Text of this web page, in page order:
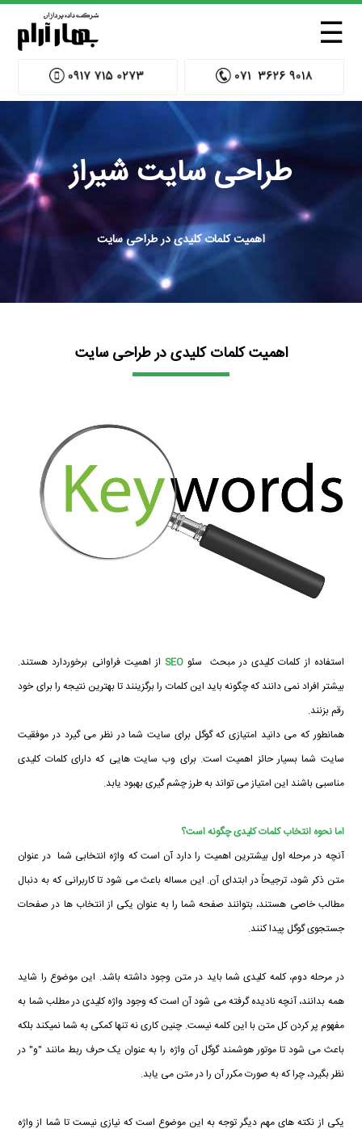
☰
طراحی سایت شیراز
اهمیت کلمات کلیدی در طراحی سایت
اهمیت کلمات کلیدی در طراحی سایت
استفاده از کلمات کلیدی در مبحث سئو SEO از اهمیت فراوانی برخوردارد هستند.
بیشتر افراد نمی دانند که چگونه باید این کلمات را برگزینند تا بهترین نتیجه را برای خود
رقم بزنند.
همانطور که می دانید امتیازی که گوگل برای سایت شما در نظر می گیرد در موفقیت
سایت شما بسیار حائز اهمیت است. برای وب سایت هایی که دارای کلمات کلیدی
مناسبی باشند این امتیاز می تواند به طرز چشم گیری بهبود یابد.
اما نحوه انتخاب کلمات کلیدی چگونه است؟
آنچه در مرحله اول بیشترین اهمیت را دارد آن است که واژه انتخابی شما در عنوان
متن ذکر شود، ترجیحاً در ابتدای آن. این مساله باعث می شود تا کاربرانی که به دنبال
مطالب خاصی هستند، بتوانند صفحه شما را به عنوان یکی از انتخاب ها در صفحات
جستجوی گوگل پیدا کنند.
در مرحله دوم، کلمه کلیدی شما باید در متن وجود داشته باشد. این موضوع را شاید
همه بدانند، آنچه نادیده گرفته می شود آن است که وجود واژه کلیدی در مطلب شما به
مفهوم پر کردن کل متن با این کلمه نیست. چنین کاری نه تنها کمکی به شما نمیکند بلکه
باعث می شود تا موتور هوشمند گوگل آن واژه را به عنوان یک حرف ربط مانند "و" در
نظر بگیرد، چرا که به صورت مکرر آن را در متن می یابد.
یکی از نکته های مهم دیگر توجه به این موضوع است که نیازی نیست تا شما از واژه